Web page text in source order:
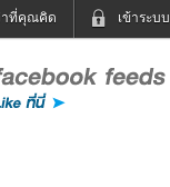
เข้าระบบ
าที่คุณคิด
งวิทยุออนไลน์